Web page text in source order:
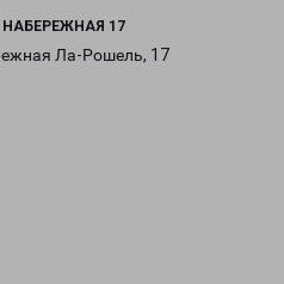
17
Ла-Рошель, 17